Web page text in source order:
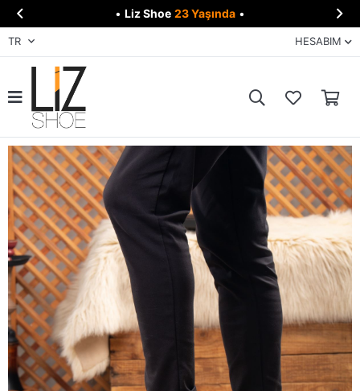
 • Liz Shoe 23 Yaşında • 
TR HESABIM